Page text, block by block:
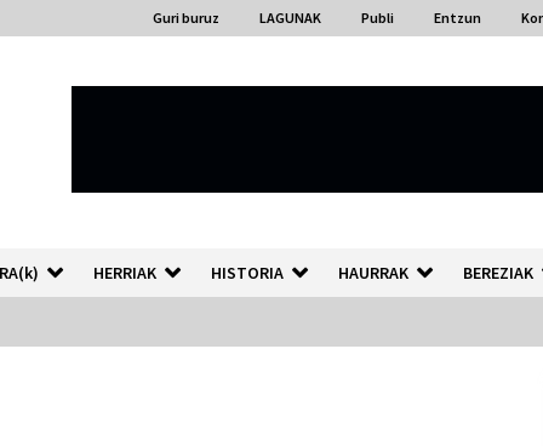
Guri buruz LAGUNAK Publi Entzun
HERRIAK HISTORIA HAURRAK BEREZIAK